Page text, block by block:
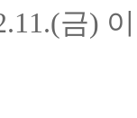
금)